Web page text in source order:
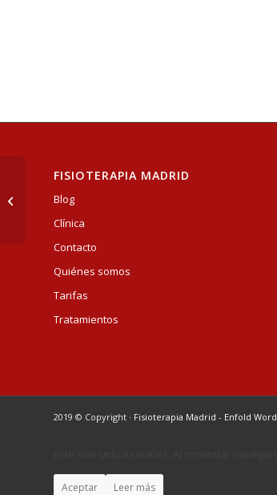
FISIOTERAPIA MADRID
Blog
Clínica
Contacto
Quiénes somos
Tarifas
Tratamientos
2019 © Copyright · Fisioterapia Madrid - Enfold
ELEGIR UN BUEN
COLCHÓN
Aceptar Leer más